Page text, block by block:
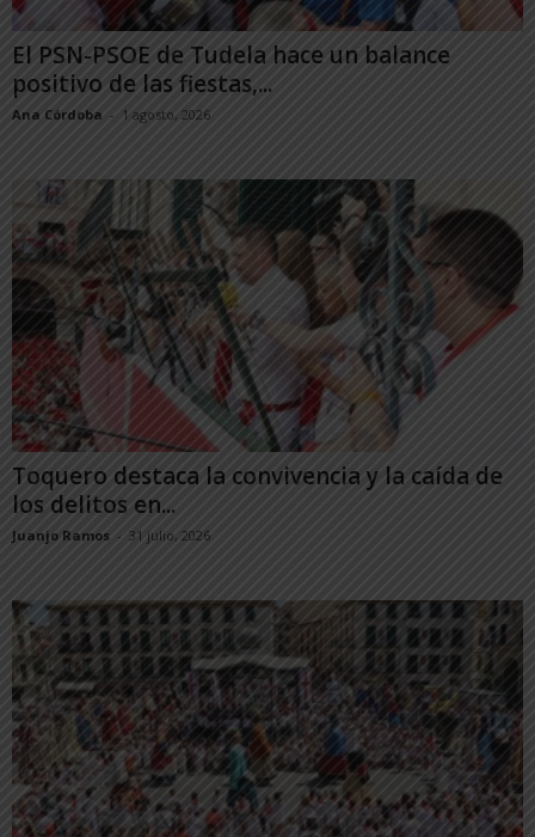
El PSN-PSOE de Tudela hace un balance
positivo de las fiestas,...
Ana Córdoba - 1 agosto, 2026
Toquero destaca la convivencia y la caída de
los delitos en...
Juanjo Ramos - 31 julio, 2026